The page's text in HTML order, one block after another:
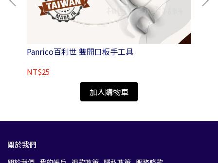
Panrico百利世 雙開口板手工具
NT$25
加入購物車
關於我們